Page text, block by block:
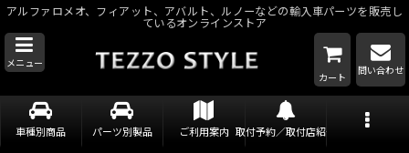
アルファロメオ、フィアット、アバルト、ルノーなどの輸入車パーツを販売し
ているオンラインストア
メニュー
カート
問い合わせ
車種別商品 パーツ別製品 ご利用案内 取付予約／取付店紹介